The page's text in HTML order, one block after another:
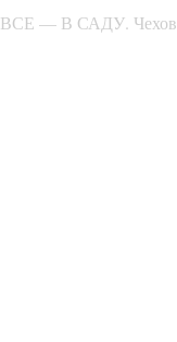
ВСЕ — В САДУ. Чехов